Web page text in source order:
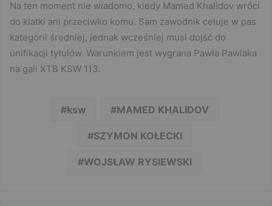
Na ten moment nie wiadomo, kiedy Mamed Khalidov wróci
do klatki ani przeciwko komu. Sam zawodnik celuje w pas
kategorii średniej, jednak wcześniej musi dojść do
unifikacji tytułów. Warunkiem jest wygrana Pawła Pawlaka
na gali XTB KSW 113.
ksw MAMED KHALIDOV
SZYMON KOŁECKI
WOJSŁAW RYSIEWSKI